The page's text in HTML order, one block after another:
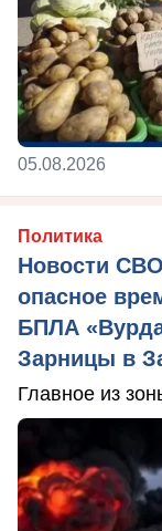
05.08.2026
Политика
Новости
опасное
БПЛА
Зарницы в
Главное из